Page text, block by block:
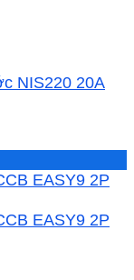
NIS220 20A